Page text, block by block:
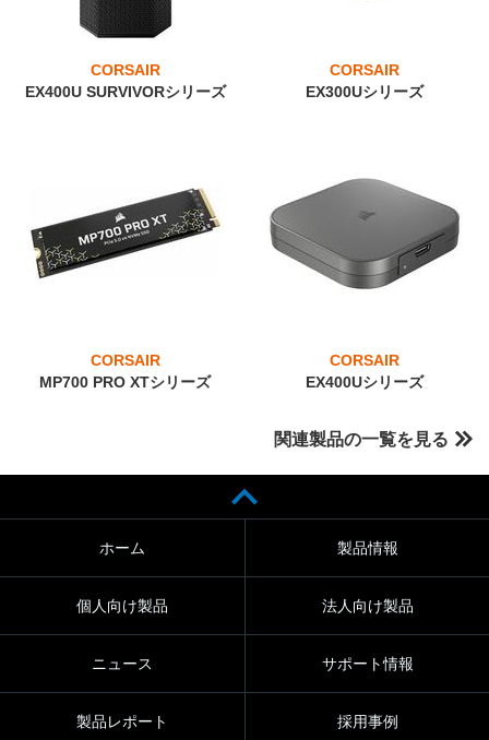
CORSAIR
EX400U SURVIVORシリーズ
CORSAIR
EX300Uシリーズ
CORSAIR
MP700 PRO XTシリーズ
CORSAIR
EX400Uシリーズ
関連製品の一覧を見る
ホーム 製品情報
個人向け製品 法人向け製品
ニュース サポート情報
製品レポート 採用事例